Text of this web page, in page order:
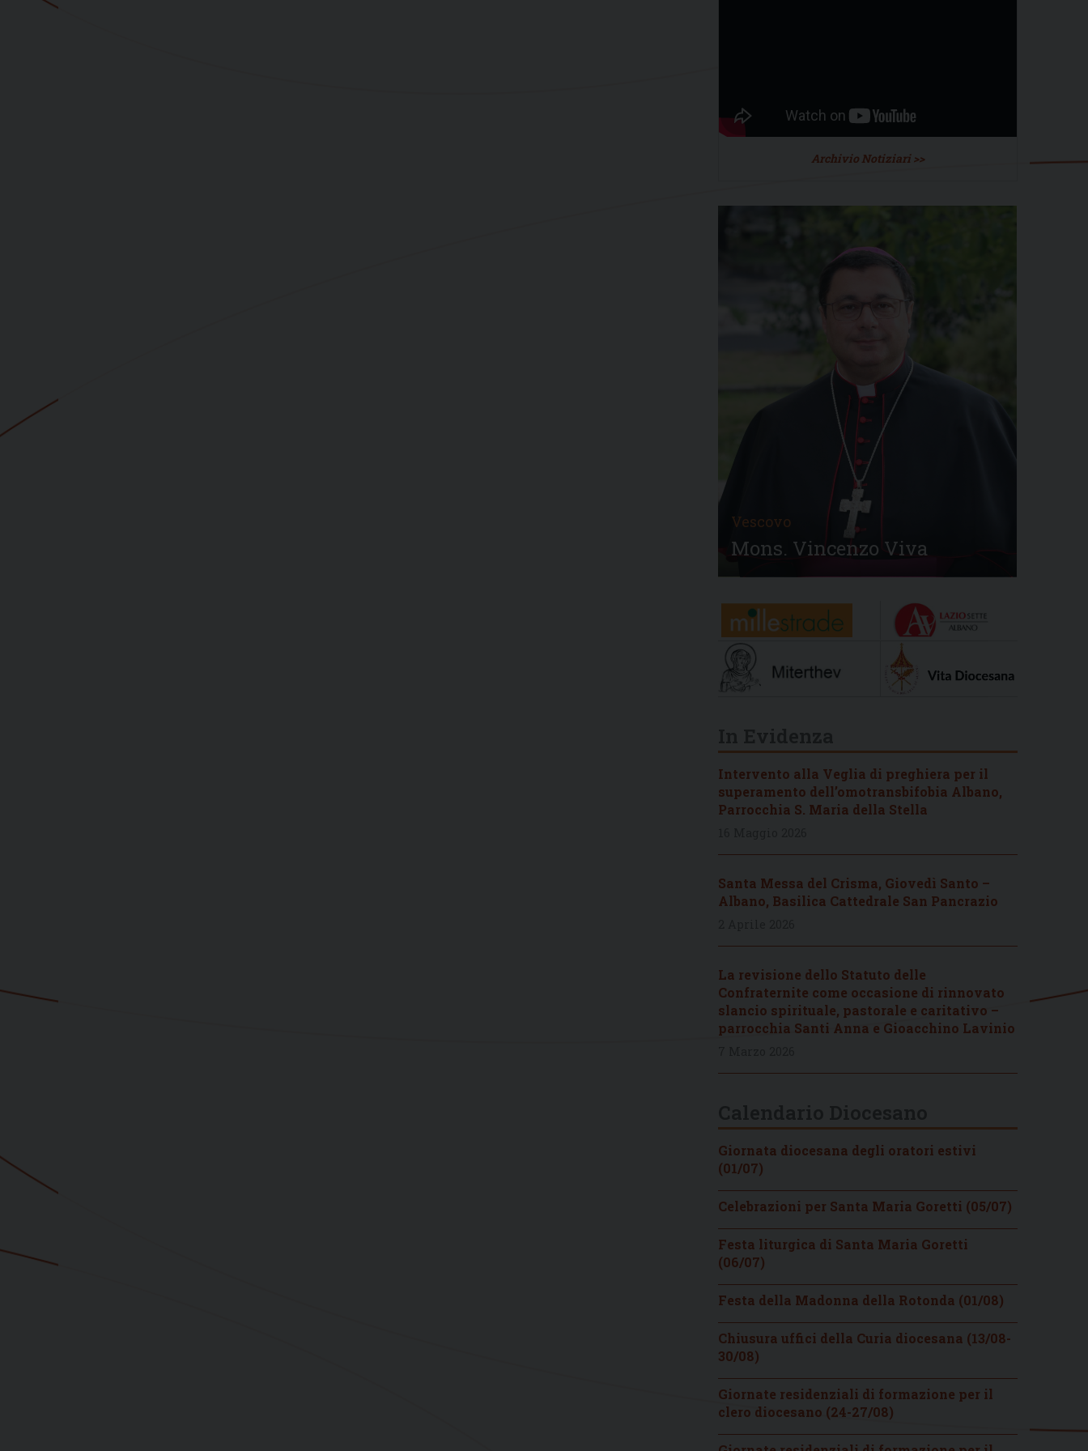
Archivio Notiziari >>
Vescovo
Mons. Vincenzo Viva
Intervento alla Veglia di preghiera per il
superamento dell’omotransbifobia Albano,
Parrocchia S. Maria della Stella
Santa Messa del Crisma, Giovedì Santo –
Albano, Basilica Cattedrale San Pancrazio
La revisione dello Statuto delle
Confraternite come occasione di rinnovato
slancio spirituale, pastorale e caritativo –
parrocchia Santi Anna e Gioacchino Lavinio
Giornata diocesana degli oratori estivi
(01/07)
Celebrazioni per Santa Maria Goretti (05/07)
Festa liturgica di Santa Maria Goretti
(06/07)
Festa della Madonna della Rotonda (01/08)
Chiusura uffici della Curia diocesana (13/08-
30/08)
Giornate residenziali di formazione per il
clero diocesano (24-27/08)